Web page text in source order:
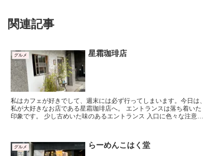
関連記事
グルメ 星霜珈琲店
私はカフェが好きでして、週末には必ず行ってしまいます。今日は、
私が大好きなお店である星霜珈琲店へ。 エントランスは落ち着いた
印象です。 少し古めいた味のあるエントランス 入口に色々な注意書
グルメ らーめんこはく堂